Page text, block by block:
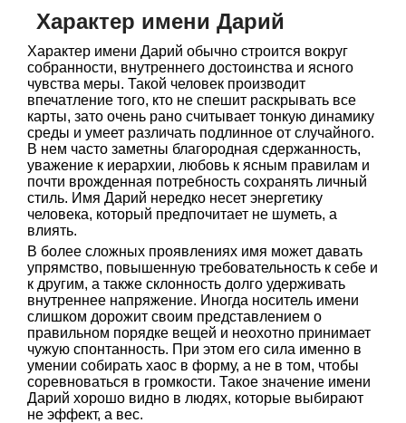
Характер имени Дарий
Характер имени Дарий обычно строится вокруг
собранности, внутреннего достоинства и ясного
чувства меры. Такой человек производит
впечатление того, кто не спешит раскрывать все
карты, зато очень рано считывает тонкую динамику
среды и умеет различать подлинное от случайного.
В нем часто заметны благородная сдержанность,
уважение к иерархии, любовь к ясным правилам и
почти врожденная потребность сохранять личный
стиль. Имя Дарий нередко несет энергетику
человека, который предпочитает не шуметь, а
влиять.
В более сложных проявлениях имя может давать
упрямство, повышенную требовательность к себе и
к другим, а также склонность долго удерживать
внутреннее напряжение. Иногда носитель имени
слишком дорожит своим представлением о
правильном порядке вещей и неохотно принимает
чужую спонтанность. При этом его сила именно в
умении собирать хаос в форму, а не в том, чтобы
соревноваться в громкости. Такое значение имени
Дарий хорошо видно в людях, которые выбирают
не эффект, а вес.